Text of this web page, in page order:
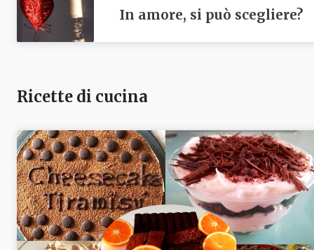
In amore, si può scegliere?
Ricette di cucina